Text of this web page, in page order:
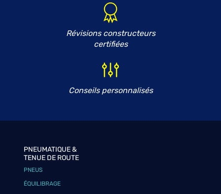
Révisions constructeurs
certifiées
Conseils personnalisés
PNEUMATIQUE &
TENUE DE ROUTE
PNEUS
ÉQUILIBRAGE